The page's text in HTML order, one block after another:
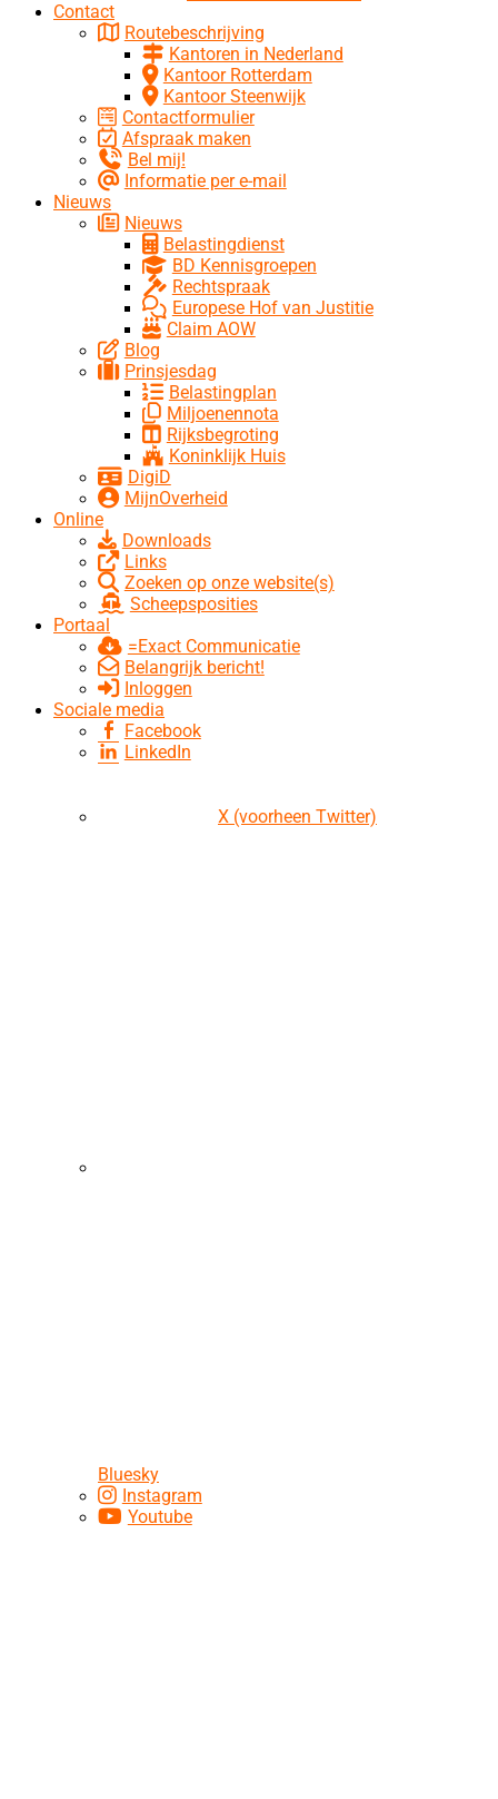
Contact
Routebeschrijving
Kantoren in Nederland
Kantoor Rotterdam
Kantoor Steenwijk
Contactformulier
Afspraak maken
Bel mij!
Informatie per e-mail
Nieuws
Nieuws
Belastingdienst
BD Kennisgroepen
Rechtspraak
Europese Hof van Justitie
Claim AOW
Blog
Prinsjesdag
Belastingplan
Miljoenennota
Rijksbegroting
Koninklijk Huis
DigiD
MijnOverheid
Online
Downloads
Links
Zoeken op onze website(s)
Scheepsposities
Portaal
=Exact Communicatie
Belangrijk bericht!
Inloggen
Sociale media
Facebook
LinkedIn
X (voorheen Twitter)
Bluesky
Instagram
Youtube